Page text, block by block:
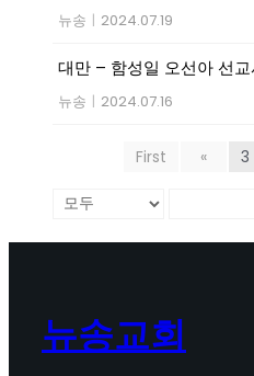
뉴송 | 2024.07.19
대만 – 함성일 오선아 선
뉴송 | 2024.07.16
First « 3
뉴송교회